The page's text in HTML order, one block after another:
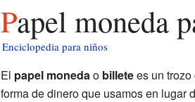
Papel moneda
Enciclopedia para niños
El papel monedao billetees un trozo
forma de dinero que usamos en lugar